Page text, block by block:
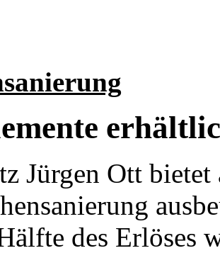
Jürgen Ott
des Erlöses